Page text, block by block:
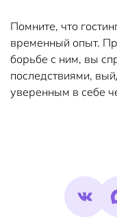
Помните, что
временный опыт.
борьбе с ним, вы
последствиями,
уверенным в себе